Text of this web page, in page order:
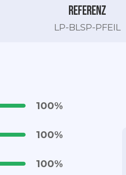
Referenz
LP-BLSP-PFEIL
100%
100%
100%